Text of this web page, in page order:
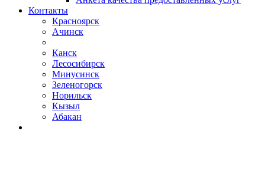
Контакты
Красноярск
Ачинск
Канск
Лесосибирск
Минусинск
Зеленогорск
Норильск
Кызыл
Абакан